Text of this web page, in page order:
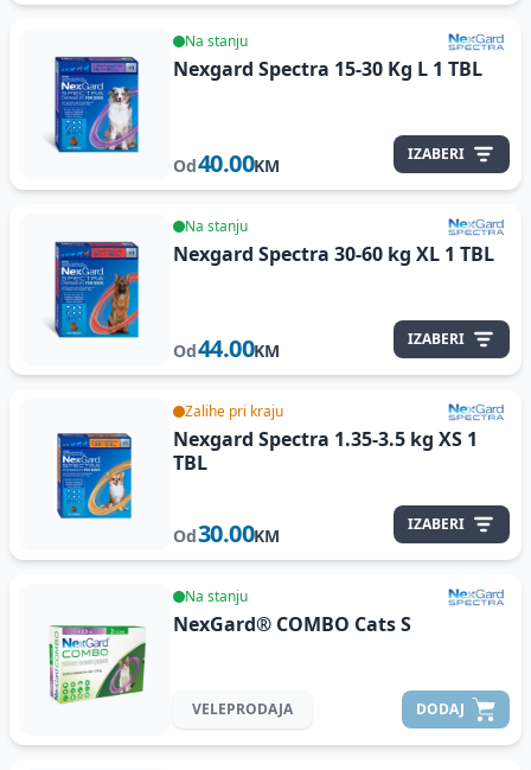
Na stanju
Nexgard Spectra 15-30 Kg L 1 TBL
Od40.00KM
IZABERI
Na stanju
Nexgard Spectra 30-60 kg XL 1 TBL
Od44.00KM
IZABERI
Zalihe pri kraju
Nexgard Spectra 1.35-3.5 kg XS 1
TBL
Od30.00KM
IZABERI
Na stanju
NexGard® COMBO Cats S
VELEPRODAJA DODAJ